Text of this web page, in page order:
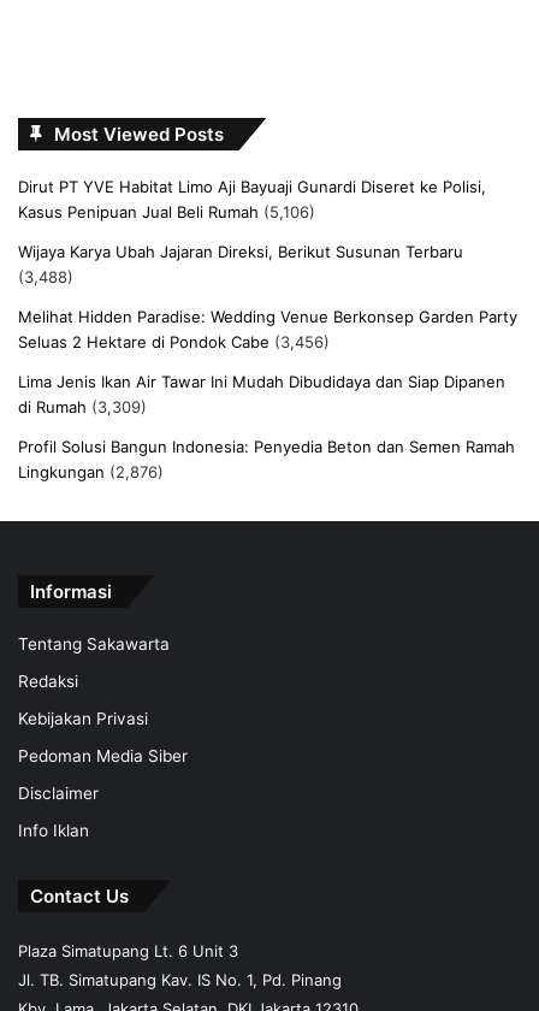
Most Viewed Posts
Dirut PT YVE Habitat Limo Aji Bayuaji Gunardi Diseret ke Polisi,
Kasus Penipuan Jual Beli Rumah (5,106)
Wijaya Karya Ubah Jajaran Direksi, Berikut Susunan Terbaru
(3,488)
Melihat Hidden Paradise: Wedding Venue Berkonsep Garden Party
Seluas 2 Hektare di Pondok Cabe (3,456)
Lima Jenis Ikan Air Tawar Ini Mudah Dibudidaya dan Siap Dipanen
di Rumah (3,309)
Profil Solusi Bangun Indonesia: Penyedia Beton dan Semen Ramah
Lingkungan (2,876)
Informasi
Tentang Sakawarta
Redaksi
Kebijakan Privasi
Pedoman Media Siber
Disclaimer
Info Iklan
Contact Us
Plaza Simatupang Lt. 6 Unit 3
Jl. TB. Simatupang Kav. IS No. 1, Pd. Pinang